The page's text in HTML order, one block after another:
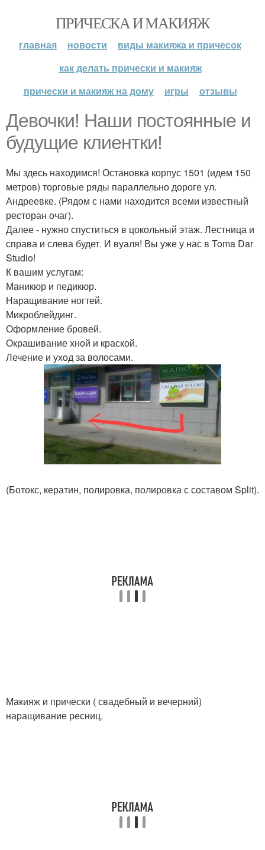
ПРИЧЕСКА И МАКИЯЖ
главная новости
виды макияжа и причесок
как делать прически и макияж
прически и макияж на дому
игры отзывы
Девочки! Наши постоянные и
будущие клиентки!
Мы здесь находимся! Остановка корпус 1501 (идем 150
метров) торговые ряды параллельно дороге ул.
Андреевке. (Рядом с нами находится всеми известный
ресторан очаг).
Далее - нужно спуститься в цокольный этаж. Лестница и
справа и слева будет. И вуаля! Вы уже у нас в Toma Dar
Studio!
К вашим услугам:
Маникюр и педикюр.
Наращивание ногтей.
Микроблейдинг.
Оформление бровей.
Окрашивание хной и краской.
Лечение и уход за волосами.
(Ботокс, кератин, полировка, полировка с составом Split).
Макияж и прически ( свадебный и вечерний)
наращивание ресниц.